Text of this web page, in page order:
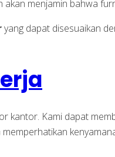
menjamin bahwa
yang dapat disesuaikan
kantor. Kami dapat